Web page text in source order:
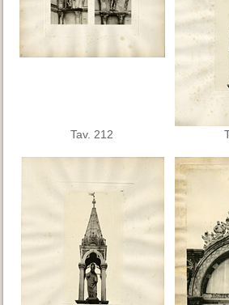
Tav. 212